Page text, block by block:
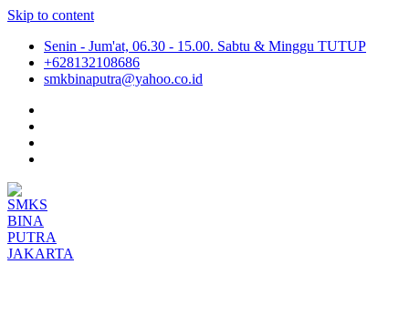
Skip to content
Senin - Jum'at, 06.30 - 15.00. Sabtu & Minggu TUTUP
+628132108686
smkbinaputra@yahoo.co.id